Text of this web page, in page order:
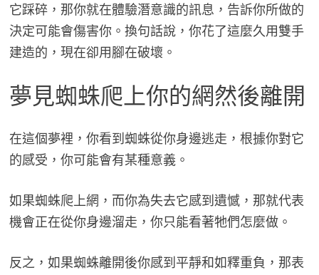
它踩碎，那你就在體驗潛意識的訊息，告訴你所做的
決定可能會傷害你。換句話說，你花了這麼久用雙手
建造的，現在卻用腳在破壞。
夢見蜘蛛爬上你的網然後離開
在這個夢裡，你看到蜘蛛從你身邊逃走，根據你對它
的感受，你可能會有某種意義。
如果蜘蛛爬上網，而你為失去它感到遺憾，那就代表
機會正在從你身邊溜走，你只能看著牠們怎麼做。
反之，如果蜘蛛離開後你感到平靜和如釋重負，那表